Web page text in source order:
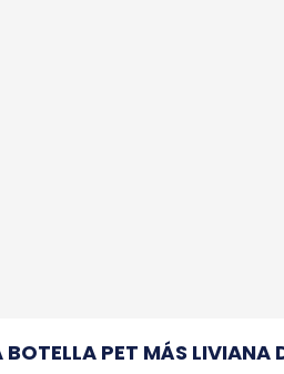
PET MÁS LIVIANA